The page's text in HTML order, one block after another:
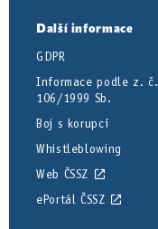
Další informace
GDPR
Informace podle z. č.
106/1999 Sb.
Boj s korupcí
Whistleblowing
Web ČSSZ
ePortál ČSSZ